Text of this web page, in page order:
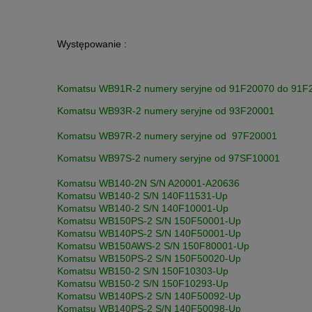
Występowanie :
Komatsu WB91R-2 numery seryjne od 91F20070 do
Komatsu WB93R-2 numery seryjne od 93F20001
Komatsu WB97R-2 numery seryjne od 97F20001
Komatsu WB97S-2 numery seryjne od 97SF10001
Komatsu WB140-2N S/N A20001-A20636
Komatsu WB140-2 S/N 140F11531-Up
Komatsu WB140-2 S/N 140F10001-Up
Komatsu WB150PS-2 S/N 150F50001-Up
Komatsu WB140PS-2 S/N 140F50001-Up
Komatsu WB150AWS-2 S/N 150F80001-Up
Komatsu WB150PS-2 S/N 150F50020-Up
Komatsu WB150-2 S/N 150F10303-Up
Komatsu WB150-2 S/N 150F10293-Up
Komatsu WB140PS-2 S/N 140F50092-Up
Komatsu WB140PS-2 S/N 140F50098-Up